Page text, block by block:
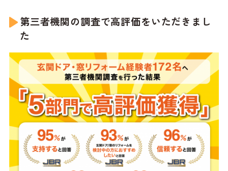
第三者機関の調査で高評価をいただきまし
た